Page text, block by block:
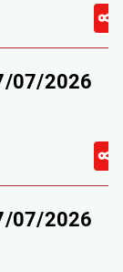
07/2026
07/2026